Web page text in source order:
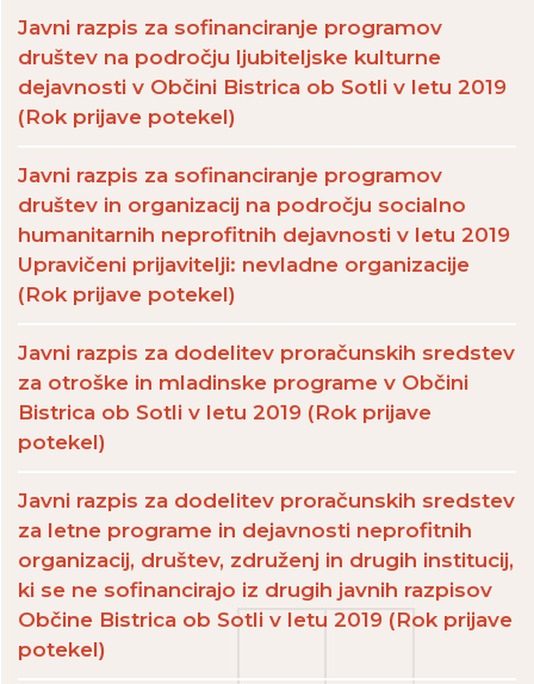
Javni razpis za sofinanciranje programov
društev na področju ljubiteljske kulturne
dejavnosti v Občini Bistrica ob Sotli v letu 2019
(Rok prijave potekel)
Javni razpis za sofinanciranje programov
društev in organizacij na področju socialno
humanitarnih neprofitnih dejavnosti v letu 2019
Upravičeni prijavitelji: nevladne organizacije
(Rok prijave potekel)
Javni razpis za dodelitev proračunskih sredstev
za otroške in mladinske programe v Občini
Bistrica ob Sotli v letu 2019 (Rok prijave
potekel)
Javni razpis za dodelitev proračunskih sredstev
za letne programe in dejavnosti neprofitnih
organizacij, društev, združenj in drugih institucij,
ki se ne sofinancirajo iz drugih javnih razpisov
Občine Bistrica ob Sotli v letu 2019 (Rok prijave
potekel)